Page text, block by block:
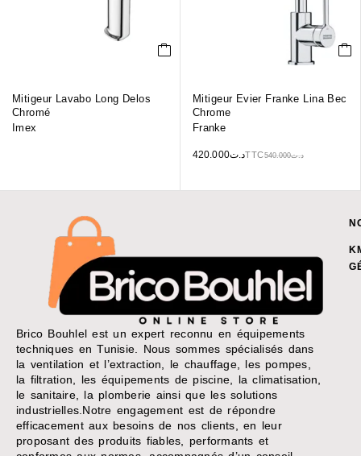
Mitigeur Lavabo Long Delos
Chromé
Imex
Mitigeur Evier Franke Lina Bec
Chrome
Franke
د.ت540.000 د.ت420.000 TTC
Brico Bouhlel est un expert reconnu en équipements
techniques en Tunisie. Nous sommes spécialisés dans
la ventilation et l’extraction, le chauffage, les pompes,
la filtration, les équipements de piscine, la climatisation,
le sanitaire, la plomberie ainsi que les solutions
industrielles.Notre engagement est de répondre
efficacement aux besoins de nos clients, en leur
proposant des produits fiables, performants et